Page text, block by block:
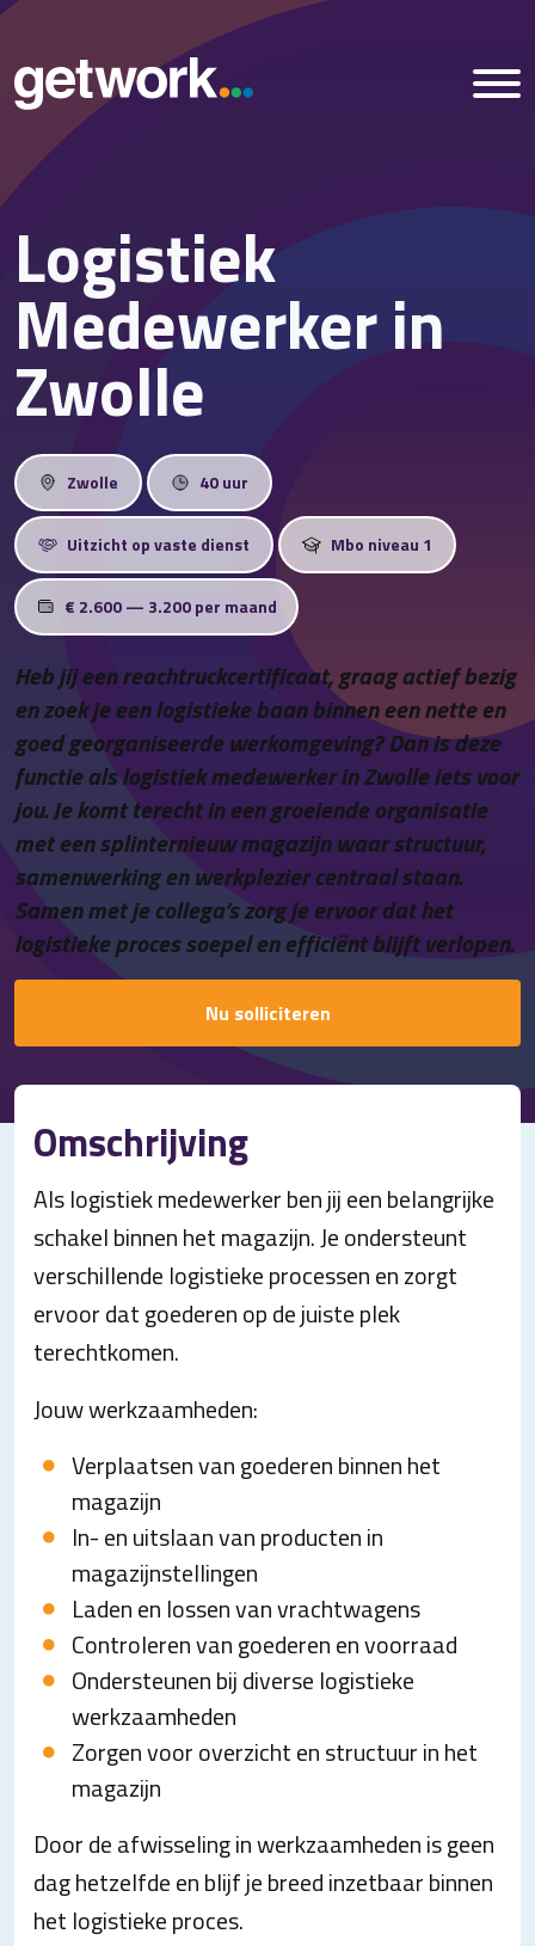
Home
Vacatures
Vestigingen
Contact
Logistiek
Medewerker in
Zwolle
Zwolle 40 uur
Uitzicht op vaste dienst Mbo niveau 1
€ 2.600 — 3.200 per maand
Heb jij een reachtruckcertificaat, graag actief bezig
en zoek je een logistieke baan binnen een nette en
goed georganiseerde werkomgeving? Dan is deze
functie als logistiek medewerker in Zwolle iets voor
jou. Je komt terecht in een groeiende organisatie
met een splinternieuw magazijn waar structuur,
samenwerking en werkplezier centraal staan.
Samen met je collega’s zorg je ervoor dat het
logistieke proces soepel en efficiënt blijft verlopen.
Nu solliciteren
Omschrijving
Als logistiek medewerker ben jij een belangrijke
schakel binnen het magazijn. Je ondersteunt
verschillende logistieke processen en zorgt
ervoor dat goederen op de juiste plek
terechtkomen.
Jouw werkzaamheden:
Verplaatsen van goederen binnen het
magazijn
In- en uitslaan van producten in
magazijnstellingen
Laden en lossen van vrachtwagens
Controleren van goederen en voorraad
Ondersteunen bij diverse logistieke
werkzaamheden
Zorgen voor overzicht en structuur in het
magazijn
Door de afwisseling in werkzaamheden is geen
dag hetzelfde en blijf je breed inzetbaar binnen
het logistieke proces.